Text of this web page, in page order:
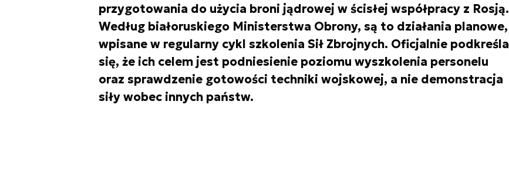
przygotowania do użycia broni jądrowej w ścisłej współpracy z Rosją.
Według białoruskiego Ministerstwa Obrony, są to działania planowe,
wpisane w regularny cykl szkolenia Sił Zbrojnych. Oficjalnie podkreśla
się, że ich celem jest podniesienie poziomu wyszkolenia personelu
oraz sprawdzenie gotowości techniki wojskowej, a nie demonstracja
siły wobec innych państw.